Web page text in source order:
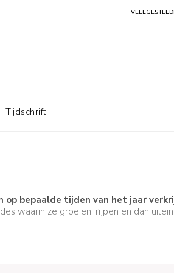
bepaalde tijden van het jaar
waarin ze groeien, rijpen en dan
Tijdschrift